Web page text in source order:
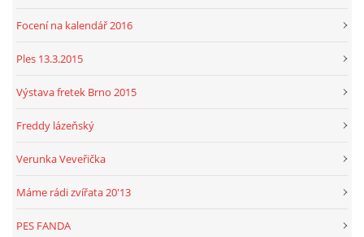
Focení na kalendář 2016
Ples 13.3.2015
Výstava fretek Brno 2015
Freddy lázeňský
Verunka Veveřička
Máme rádi zvířata 20'13
PES FANDA